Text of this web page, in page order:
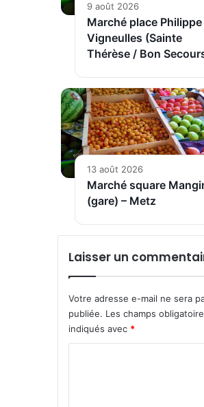
9 août 2026
Marché place
Vigneulles (Sainte
Thérèse / Bon
13 août 2026
Marché square
(gare) – Metz
Laisser un
Votre adresse e-mail ne sera
publiée. Les champs
indiqués avec *